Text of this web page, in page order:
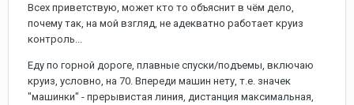
Всех приветствую, может кто то объяснит в чём дело,
почему так, на мой взгляд, не адекватно работает круиз
контроль...
Еду по горной дороге, плавные спуски/подъемы, включаю
круиз, условно, на 70. Впереди машин нету, т.е. значек
"машинки" - прерывистая линия, дистанция максимальная,